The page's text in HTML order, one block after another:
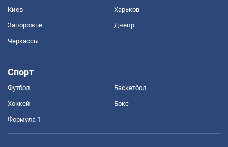
Киев Харьков
Запорожье Днепр
Черкассы
Спорт
Футбол Баскетбол
Хоккей Бокс
Формула-1